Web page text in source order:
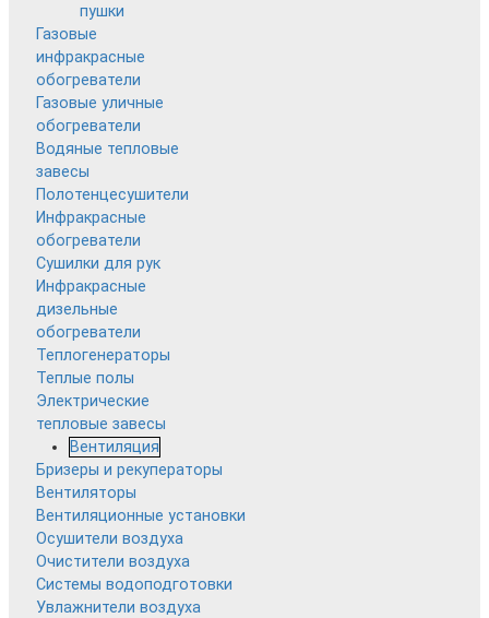
пушки
Газовые
инфракрасные
обогреватели
Газовые уличные
обогреватели
Водяные тепловые
завесы
Полотенцесушители
Инфракрасные
обогреватели
Сушилки для рук
Инфракрасные
дизельные
обогреватели
Теплогенераторы
Теплые полы
Электрические
тепловые завесы
Вентиляция
Бризеры и рекуператоры
Вентиляторы
Вентиляционные установки
Осушители воздуха
Очистители воздуха
Системы водоподготовки
Увлажнители воздуха